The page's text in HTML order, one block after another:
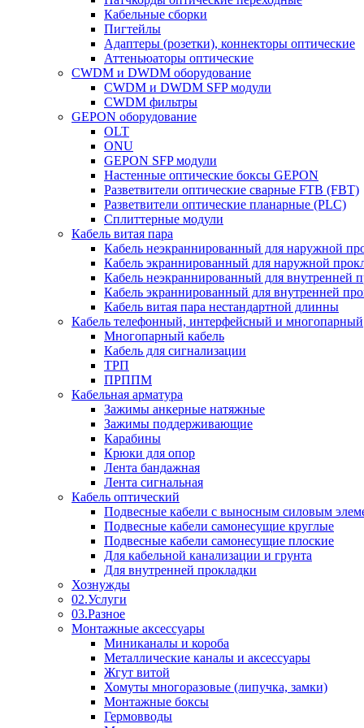
Кабельные сборки
Пигтейлы
Адаптеры (розетки), коннекторы оптические
Аттеньюаторы оптические
CWDM и DWDM оборудование
CWDM и DWDM SFP модули
CWDM фильтры
GEPON оборудование
OLT
ONU
GEPON SFP модули
Настенные оптические боксы GEPON
Разветвители оптические сварные FTB (FBT)
Разветвители оптические планарные (PLC)
Сплиттерные модули
Кабель витая пара
Кабель неэкраннированный для наружной
Кабель экраннированный для наружной
Кабель неэкраннированный для внутренней
Кабель экраннированный для внутренней
Кабель витая пара нестандартной длинны
Кабель телефонный, интерфейсный и многопарный
Многопарный кабель
Кабель для сигнализации
ТРП
ПРППМ
Кабельная арматура
Зажимы анкерные натяжные
Зажимы поддерживающие
Карабины
Крюки для опор
Лента бандажная
Лента сигнальная
Кабель оптический
Подвесные кабели с выносным силовым
Подвесные кабели самонесущие круглые
Подвесные кабели самонесущие плоские
Для кабельной канализации и грунта
Для внутренней прокладки
Хознужды
02.Услуги
03.Разное
Монтажные аксессуары
Миниканалы и короба
Металлические каналы и аксессуары
Жгут витой
Хомуты многоразовые (липучка, замки)
Монтажные боксы
Гермовводы